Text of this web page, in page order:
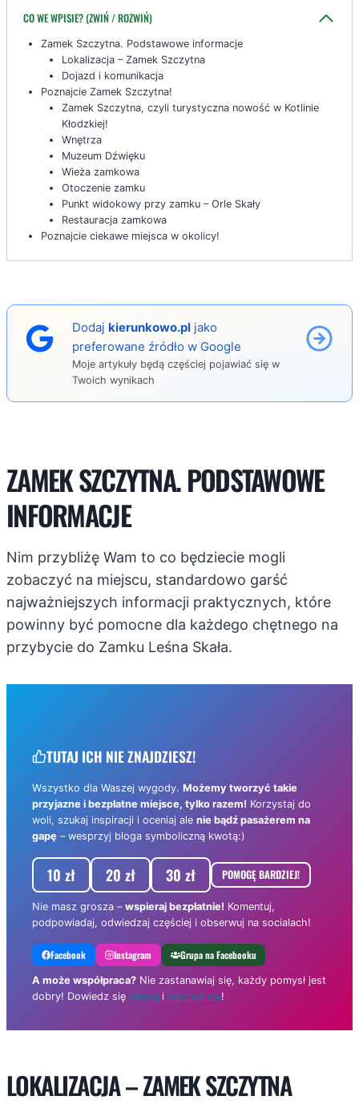
CO WE WPISIE? (ZWIŃ / ROZWIŃ)
Zamek Szczytna. Podstawowe informacje
Lokalizacja – Zamek Szczytna
Dojazd i komunikacja
Poznajcie Zamek Szczytna!
Zamek Szczytna, czyli turystyczna nowość w Kotlinie
Kłodzkiej!
Wnętrza
Muzeum Dźwięku
Wieża zamkowa
Otoczenie zamku
Punkt widokowy przy zamku – Orle Skały
Restauracja zamkowa
Poznajcie ciekawe miejsca w okolicy!
Dodajkierunkowo.pl jako
preferowane źródło w Google
Moje artykuły będą częściej pojawiać się w
Twoich wynikach
ZAMEK SZCZYTNA. PODSTAWOWE
INFORMACJE
Nim przybliżę Wam to co będziecie mogli
zobaczyć na miejscu, standardowo garść
najważniejszych informacji praktycznych, które
powinny być pomocne dla każdego chętnego na
przybycie do Zamku Leśna Skała.
TUTAJ ICH NIE ZNAJDZIESZ!
Wszystko dla Waszej wygody. Możemy tworzyć takie
przyjazne i bezpłatne miejsce, tylko razem! Korzystaj do
woli, szukaj inspiracji i oceniaj ale nie bądź pasażerem na
gapę – wesprzyj bloga symboliczną kwotą:)
10 zł 20 zł 30 zł POMOGĘ BARDZIEJ!
Nie masz grosza – wspieraj bezpłatnie! Komentuj,
podpowiadaj, odwiedzaj częściej i obserwuj na socialach!
Facebook Instagram Grupa na Facebooku
A może współpraca? Nie zastanawiaj się, każdy pomysł jest
dobry! Dowiedz się więcej i odezwij się!
LOKALIZACJA – ZAMEK SZCZYTNA